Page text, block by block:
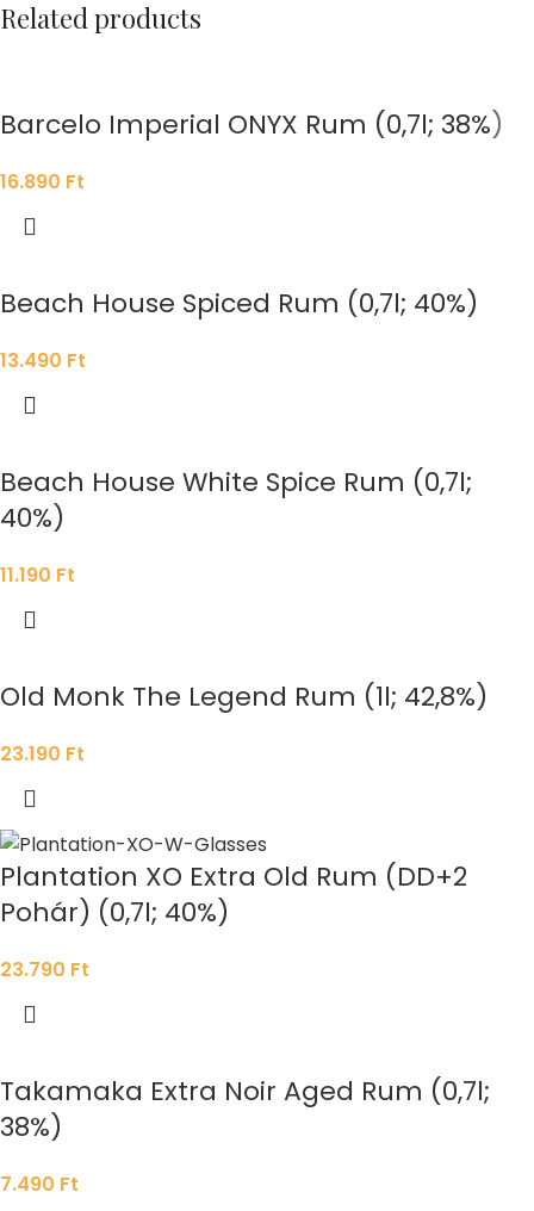
Related products
Barcelo Imperial ONYX Rum (0,7l; 38%)
16.890 Ft
Beach House Spiced Rum (0,7l; 40%)
13.490 Ft
Beach House White Spice Rum (0,7l;
40%)
11.190 Ft
Old Monk The Legend Rum (1l; 42,8%)
23.190 Ft
Plantation XO Extra Old Rum (DD+2
Pohár) (0,7l; 40%)
23.790 Ft
Takamaka Extra Noir Aged Rum (0,7l;
38%)
7.490 Ft